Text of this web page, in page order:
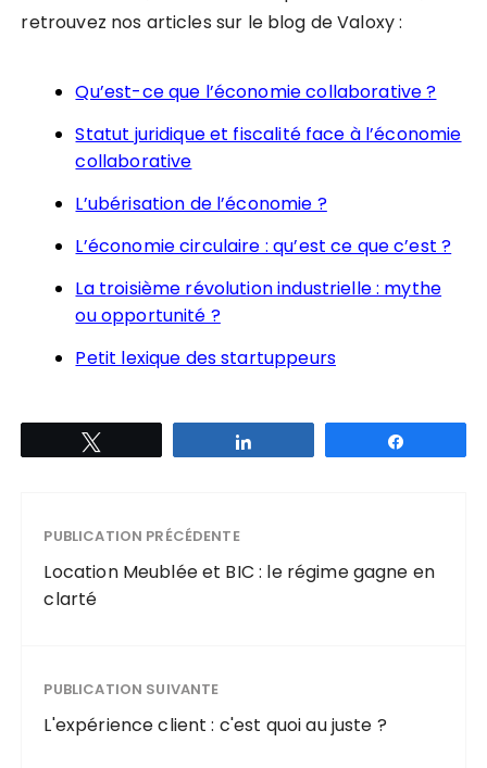
retrouvez nos articles sur le blog de Valoxy :
Qu’est-ce que l’économie collaborative ?
Statut juridique et fiscalité face à l’économie
collaborative
L’ubérisation de l’économie ?
L’économie circulaire : qu’est ce que c’est ?
La troisième révolution industrielle : mythe
ou opportunité ?
Petit lexique des startuppeurs
PUBLICATION PRÉCÉDENTE
Location Meublée et BIC : le régime gagne en
clarté
PUBLICATION SUIVANTE
L'expérience client : c'est quoi au juste ?